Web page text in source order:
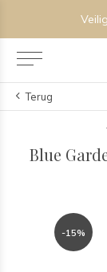
Terug
Blue
-15%